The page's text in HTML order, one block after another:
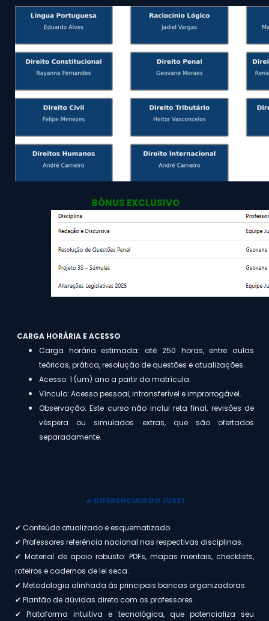
BÔNUS EXCLUSIVO
CARGA HORÁRIA E ACESSO
Carga horária estimada: até 250 horas, entre aulas
teóricas, prática, resolução de questões e atualizações.
Acesso: 1 (um) ano a partir da matrícula.
Vínculo: Acesso pessoal, intransferível e improrrogável.
Observação: Este curso não inclui reta final, revisões de
véspera ou simulados extras, que são ofertados
separadamente.
🔥 DIFERENCIAIS DO JUS21
✔ Conteúdo atualizado e esquematizado.
✔ Professores referência nacional nas respectivas disciplinas.
✔ Material de apoio robusto: PDFs, mapas mentais, checklists,
roteiros e cadernos de lei seca.
✔ Metodologia alinhada às principais bancas organizadoras.
✔ Plantão de dúvidas direto com os professores.
✔ Plataforma intuitiva e tecnológica, que potencializa seu